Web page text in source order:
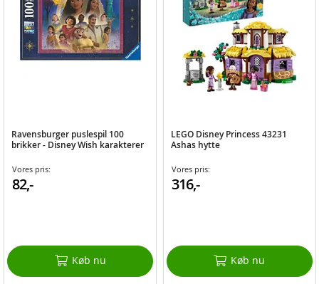
Ravensburger puslespil 100
brikker - Disney Wish karakterer
Vores pris:
82,-
Køb nu
LEGO Disney Princess 43231
Ashas hytte
Vores pris:
316,-
Køb nu